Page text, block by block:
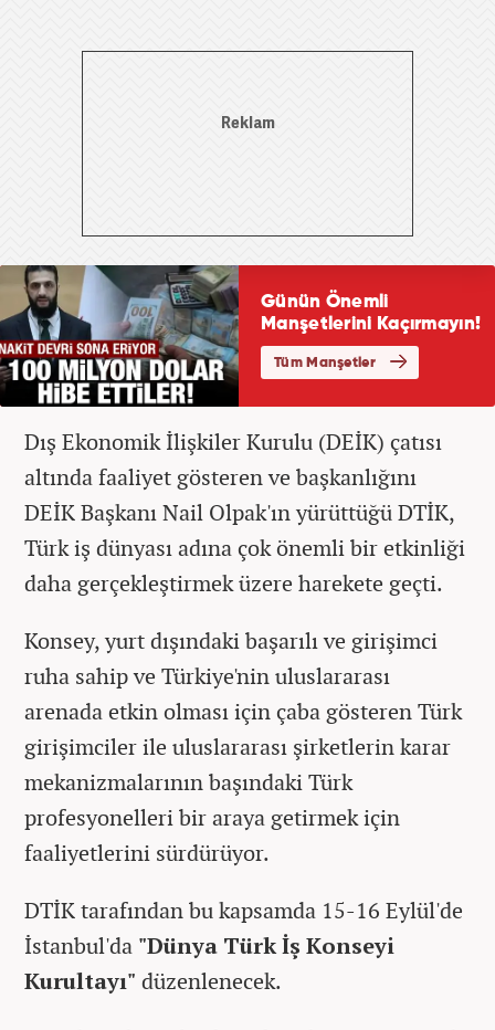
Dış Ekonomik İlişkiler Kurulu (DEİK) çatısı
altında faaliyet gösteren ve başkanlığını
DEİK Başkanı Nail Olpak'ın yürüttüğü DTİK,
Türk iş dünyası adına çok önemli bir etkinliği
daha gerçekleştirmek üzere harekete geçti.
Konsey, yurt dışındaki başarılı ve girişimci
ruha sahip ve Türkiye'nin uluslararası
arenada etkin olması için çaba gösteren Türk
girişimciler ile uluslararası şirketlerin karar
mekanizmalarının başındaki Türk
profesyonelleri bir araya getirmek için
faaliyetlerini sürdürüyor.
DTİK tarafından bu kapsamda 15-16 Eylül'de
İstanbul'da "Dünya Türk İş Konseyi
Kurultayı" düzenlenecek.